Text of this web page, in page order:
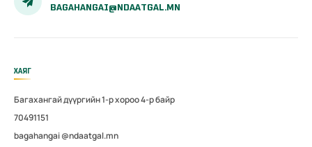
BAGAHANGAI@NDAATGAL.MN
ХАЯГ
Багахангай дүүргийн 1-р хороо 4-р байр
70491151
bagahangai @ndaatgal.mn